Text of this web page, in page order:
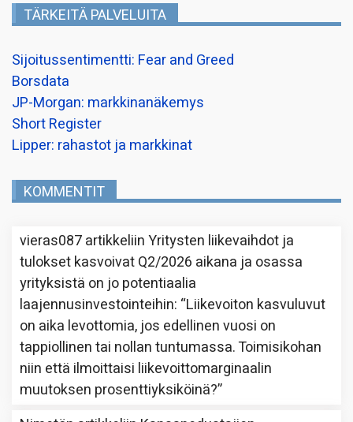
TÄRKEITÄ PALVELUITA
Sijoitussentimentti: Fear and Greed
Borsdata
JP-Morgan: markkinanäkemys
Short Register
Lipper: rahastot ja markkinat
KOMMENTIT
vieras087artikkeliinYritysten liikevaihdot ja
tulokset kasvoivat Q2/2026 aikana ja osassa
yrityksistä on jo potentiaalia
laajennusinvestointeihin: “Liikevoiton kasvuluvut
on aika levottomia, jos edellinen vuosi on
tappiollinen tai nollan tuntumassa. Toimisikohan
niin että ilmoittaisi liikevoittomarginaalin
muutoksen prosenttiyksiköinä?”